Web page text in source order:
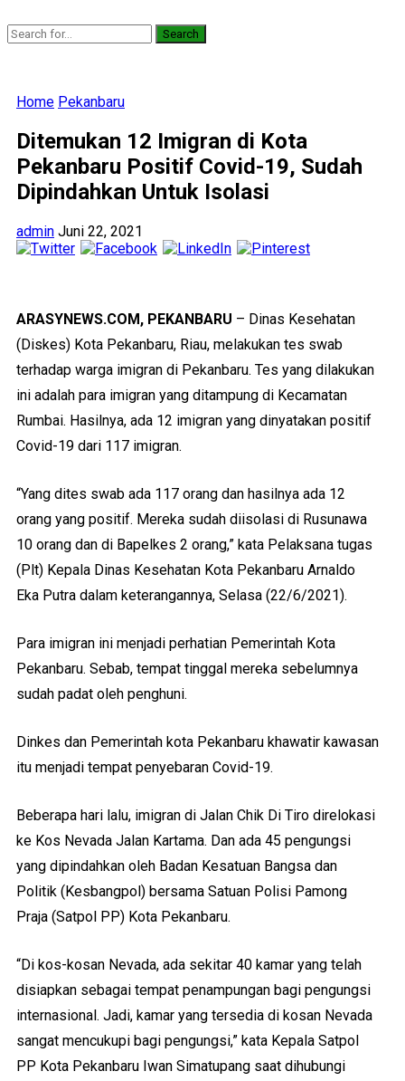
Search
Home Pekanbaru
Ditemukan 12 Imigran di Kota
Pekanbaru Positif Covid-19, Sudah
Dipindahkan Untuk Isolasi
admin Juni 22, 2021
ARASYNEWS.COM, PEKANBARU – Dinas Kesehatan
(Diskes) Kota Pekanbaru, Riau, melakukan tes swab
terhadap warga imigran di Pekanbaru. Tes yang dilakukan
ini adalah para imigran yang ditampung di Kecamatan
Rumbai. Hasilnya, ada 12 imigran yang dinyatakan positif
Covid-19 dari 117 imigran.
“Yang dites swab ada 117 orang dan hasilnya ada 12
orang yang positif. Mereka sudah diisolasi di Rusunawa
10 orang dan di Bapelkes 2 orang,” kata Pelaksana tugas
(Plt) Kepala Dinas Kesehatan Kota Pekanbaru Arnaldo
Eka Putra dalam keterangannya, Selasa (22/6/2021).
Para imigran ini menjadi perhatian Pemerintah Kota
Pekanbaru. Sebab, tempat tinggal mereka sebelumnya
sudah padat oleh penghuni.
Dinkes dan Pemerintah kota Pekanbaru khawatir kawasan
itu menjadi tempat penyebaran Covid-19.
Beberapa hari lalu, imigran di Jalan Chik Di Tiro direlokasi
ke Kos Nevada Jalan Kartama. Dan ada 45 pengungsi
yang dipindahkan oleh Badan Kesatuan Bangsa dan
Politik (Kesbangpol) bersama Satuan Polisi Pamong
Praja (Satpol PP) Kota Pekanbaru.
“Di kos-kosan Nevada, ada sekitar 40 kamar yang telah
disiapkan sebagai tempat penampungan bagi pengungsi
internasional. Jadi, kamar yang tersedia di kosan Nevada
sangat mencukupi bagi pengungsi,” kata Kepala Satpol
PP Kota Pekanbaru Iwan Simatupang saat dihubungi